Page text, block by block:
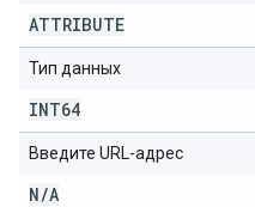
ATTRIBUTE
Тип данных
INT64
Введите URL-адрес
N/A